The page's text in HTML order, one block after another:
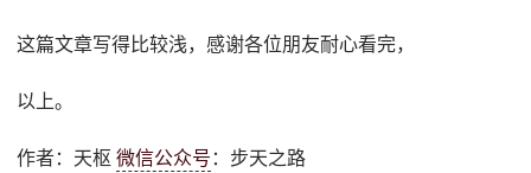
这篇文章写得比较浅，感谢各位朋友耐心看完，
以上。
作者：天枢微信公众号 ：步天之路